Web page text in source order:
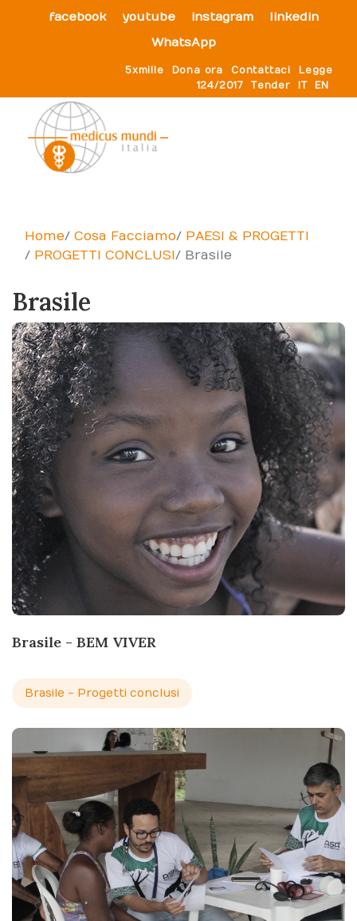
facebook youtube instagram
linkedin
WhatsApp
5xmille Dona ora Contattaci
Legge
124/2017
Tender IT EN
MAPPA - Progetti Conclusi
Home Cosa Facciamo
PAESI & PROGETTI
PROGETTI CONCLUSI
Brasile
Brasile
Brasile - BEM VIVER
Brasile - Progetti conclusi